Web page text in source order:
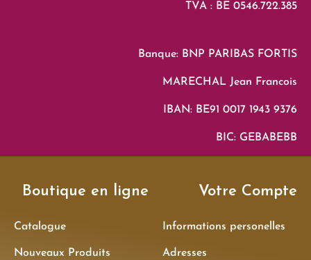
TVA : BE 0546.722.385
Banque: BNP PARIBAS FORTIS
MARECHAL Jean Francois
IBAN: BE91 0017 1943 9376
BIC: GEBABEBB
Boutique en ligne
Catalogue
Nouveaux Produits
Votre Compte
Informations personelles
Adresses